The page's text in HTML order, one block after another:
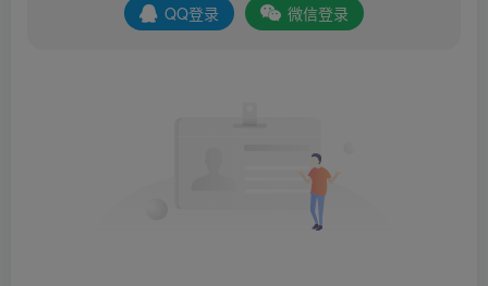
QQ登录 微信登录